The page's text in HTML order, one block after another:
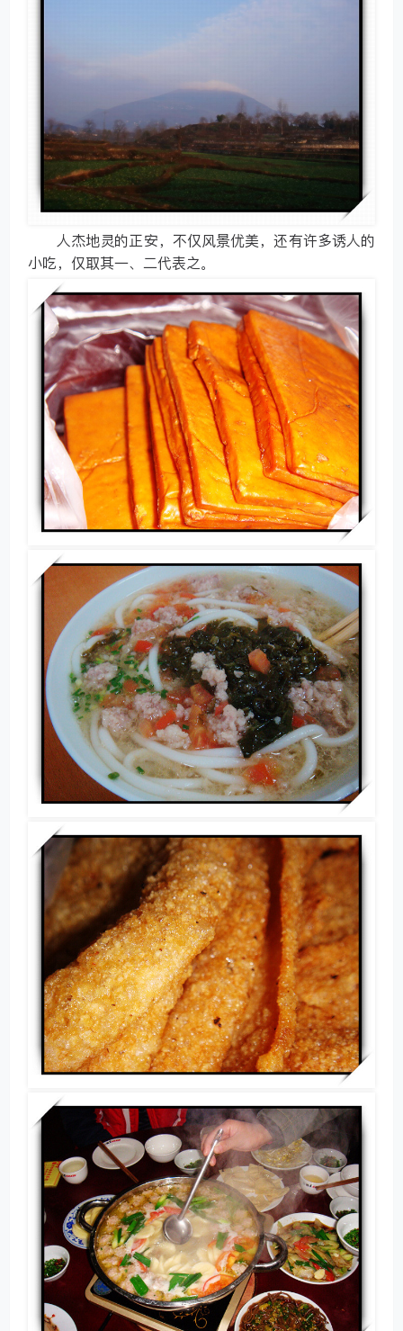
人杰地灵的正安，不仅风景优美，还有许多诱人的
小吃，仅取其一、二代表之。